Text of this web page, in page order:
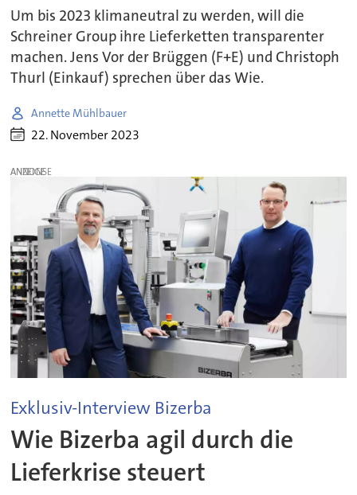
Um bis 2023 klimaneutral zu werden, will die
Schreiner Group ihre Lieferketten transparenter
machen. Jens Vor der Brüggen (F+E) und Christoph
Thurl (Einkauf) sprechen über das Wie.
Annette Mühlbauer
22. November 2023
ANZEIGE
Exklusiv-Interview Bizerba
Wie Bizerba agil durch die
Lieferkrise steuert